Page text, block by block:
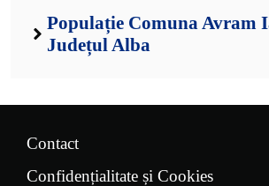
Populație Comuna Avram
Județul Alba
Contact
Confidențialitate și Cookies